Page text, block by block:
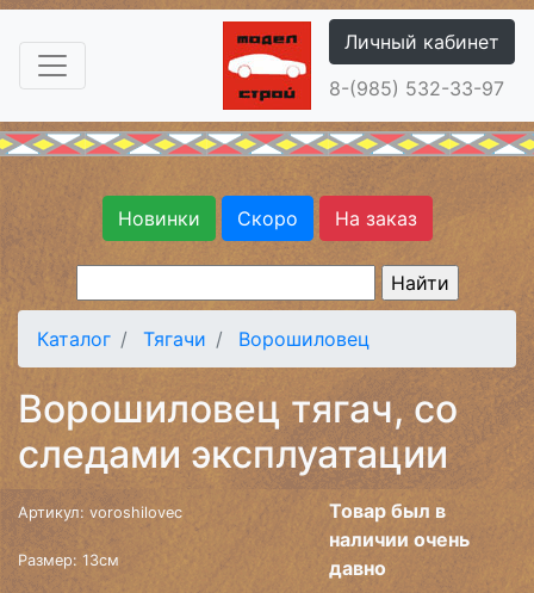
Личный кабинет
8-(985) 532-33-97
Новинки Скоро На заказ
Каталог Тягачи Ворошиловец
Ворошиловец тягач, со
следами эксплуатации
Артикул: voroshilovec
Размер: 13см
Товар был в
наличии очень
давно